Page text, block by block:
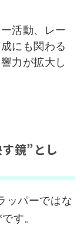
活動、レー
にも関わる
力が拡大し
鏡”とし
ッパーではな
す。